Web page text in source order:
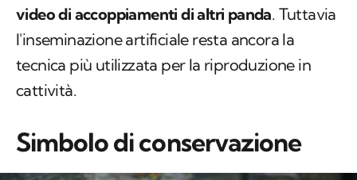
video di accoppiamenti di altri panda. Tuttavia
l'inseminazione artificiale resta ancora la
tecnica più utilizzata per la riproduzione in
cattività.
Simbolo di conservazione